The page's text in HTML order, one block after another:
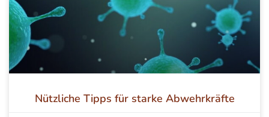
Nützliche Tipps für starke Abwehrkräfte